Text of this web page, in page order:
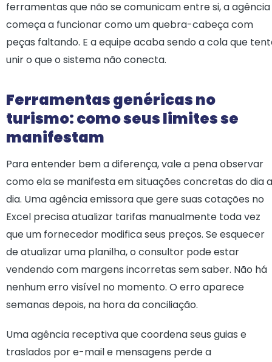
ferramentas que não se comunicam entre si, a agência
começa a funcionar como um quebra-cabeça com
peças faltando. E a equipe acaba sendo a cola que
unir o que o sistema não conecta.
Ferramentas genéricas no
turismo: como seus limites se
manifestam
Para entender bem a diferença, vale a pena observar
como ela se manifesta em situações concretas do dia a
dia. Uma agência emissora que gere suas cotações no
Excel precisa atualizar tarifas manualmente toda vez
que um fornecedor modifica seus preços. Se esquecer
de atualizar uma planilha, o consultor pode estar
vendendo com margens incorretas sem saber. Não há
nenhum erro visível no momento. O erro aparece
semanas depois, na hora da conciliação.
Uma agência receptiva que coordena seus guias e
traslados por e-mail e mensagens perde a